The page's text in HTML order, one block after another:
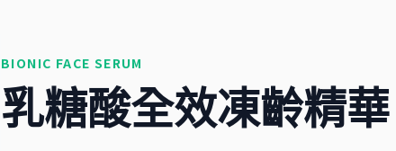
BIONIC FACE SERUM
乳糖酸全效凍齡精華